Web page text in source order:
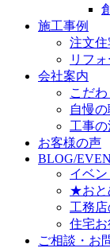
施工事例
注文住
リフ
会社案内
こだわ
自慢
工事
お客様の声
BLOG/
イベ
★おと
工務
住宅お
ご相談・お